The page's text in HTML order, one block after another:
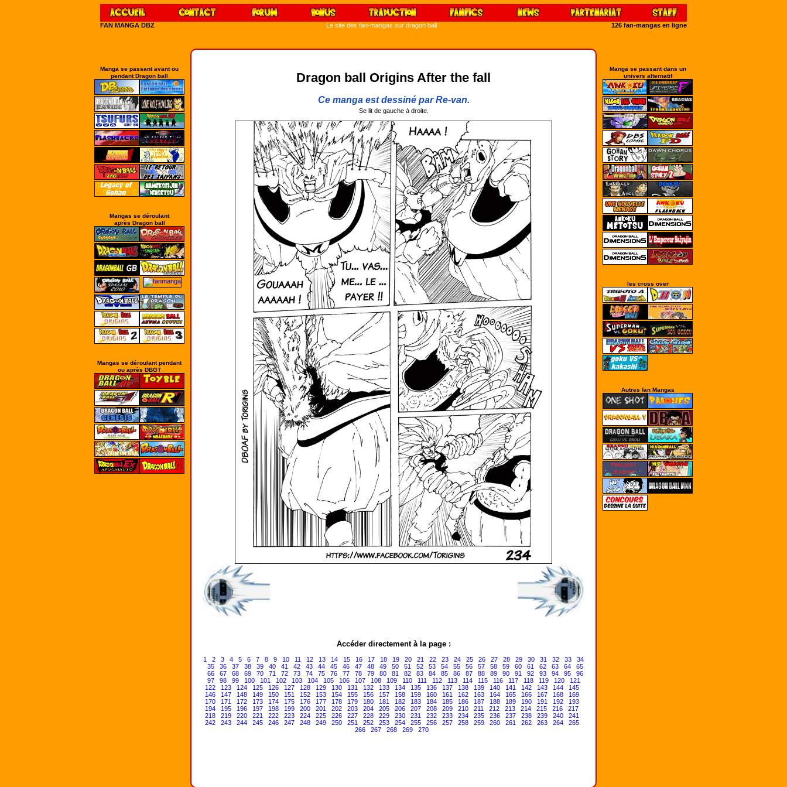
FAN MANGA DBZ Le site des fan-mangas sur dragon ball 126 fan-mangas en ligne
Manga se passant dans un
univers alternatif
les cross over
Autres fan Mangas
Manga se passant avant ou
pendant Dragon ball
Mangas se déroulant
après Dragon ball
Mangas se déroulant pendant
ou après DBGT
Dragon ball Origins After the fall
Ce manga est dessiné par Re-van.
Se lit de gauche à droite.
Accéder directement à la page :
1 2 3 4 5 6 7 8 9 10 11 12 13 14 15 16 17 18 19 20 21 22 23 24 25 26 27 28 29 30 31 32 33
34
35
36 37 38 39 40 41 42 43 44 45 46 47 48 49 50 51 52 53 54 55 56 57 58 59 60 61 62 63 64
65
66
67 68 69 70 71 72 73 74 75 76 77 78 79 80 81 82 83 84 85 86 87 88 89 90 91 92 93 94 95
96
97
98 99 100 101 102 103 104 105 106 107 108 109 110 111 112 113 114 115 116 117 118 119 120
121
122
123 124 125 126 127 128 129 130 131 132 133 134 135 136 137 138 139 140 141 142 143 144
145
146
147 148 149 150 151 152 153 154 155 156 157 158 159 160 161 162 163 164 165 166 167 168
169
170
171 172 173 174 175 176 177 178 179 180 181 182 183 184 185 186 187 188 189 190 191 192
193
194
195 196 197 198 199 200 201 202 203 204 205 206 207 208 209 210 211 212 213 214 215 216
217
218
219 220 221 222 223 224 225 226 227 228 229 230 231 232 233 234 235 236 237 238 239 240
241
242
243 244 245 246 247 248 249 250 251 252 253 254 255 256 257 258 259 260 261 262 263 264
265
266
267 268 269 270